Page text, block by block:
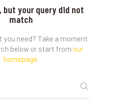
but your query did not
match
you need? Take a moment
below or start from our
homepage.